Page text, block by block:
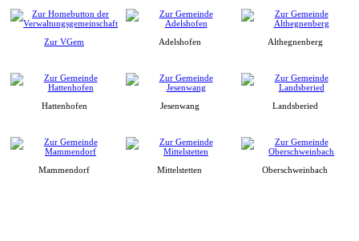
Zur VGem Adelshofen Althegnenberg
Hattenhofen Jesenwang Landsberied
Mammendorf Mittelstetten Oberschweinbach